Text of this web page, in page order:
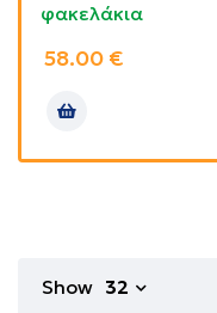
φακελάκια
58.00 €
Show 32